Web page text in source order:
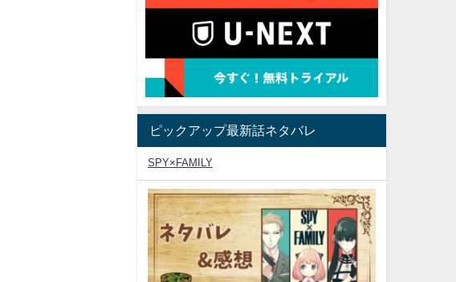
ピックアップ最新話ネタバレ
SPY×FAMILY